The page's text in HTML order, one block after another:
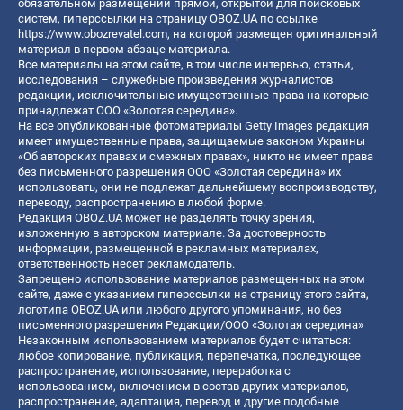
обязательном размещении прямой, открытой для поисковых
систем, гиперссылки на страницу OBOZ.UA по ссылке
https://www.obozrevatel.com, на которой размещен оригинальный
материал в первом абзаце материала.
Все материалы на этом сайте, в том числе интервью, статьи,
исследования – служебные произведения журналистов
редакции, исключительные имущественные права на которые
принадлежат ООО «Золотая середина».
На все опубликованные фотоматериалы Getty Images редакция
имеет имущественные права, защищаемые законом Украины
«Об авторских правах и смежных правах», никто не имеет права
без письменного разрешения ООО «Золотая середина» их
использовать, они не подлежат дальнейшему воспроизводству,
переводу, распространению в любой форме.
Редакция OBOZ.UA может не разделять точку зрения,
изложенную в авторском материале. За достоверность
информации, размещенной в рекламных материалах,
ответственность несет рекламодатель.
Запрещено использование материалов размещенных на этом
сайте, даже с указанием гиперссылки на страницу этого сайта,
логотипа OBOZ.UA или любого другого упоминания, но без
письменного разрешения Редакции/ООО «Золотая середина»
Незаконным использованием материалов будет считаться:
любое копирование, публикация, перепечатка, последующее
распространение, использование, переработка с
использованием, включением в состав других материалов,
распространение, адаптация, перевод и другие подобные